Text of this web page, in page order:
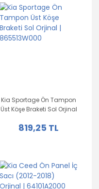
Kia Sportage Ön Tampon
Üst Köşe Braketi Sol Orjinal
819,25 TL